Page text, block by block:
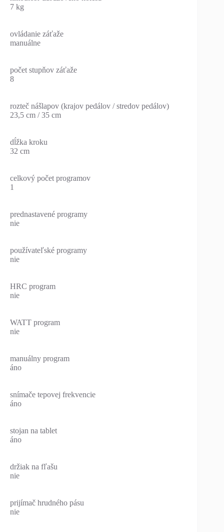
7 kg
ovládanie záťaže
manuálne
počet stupňov záťaže
8
rozteč nášlapov (krajov pedálov / stredov pedálov)
23,5 cm / 35 cm
dĺžka kroku
32 cm
celkový počet programov
1
prednastavené programy
nie
používateľské programy
nie
HRC program
nie
WATT program
nie
manuálny program
áno
snímače tepovej frekvencie
áno
stojan na tablet
áno
držiak na fľašu
nie
prijímač hrudného pásu
nie